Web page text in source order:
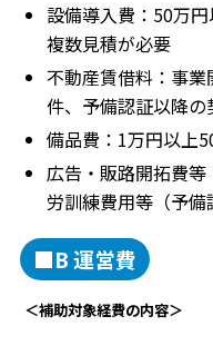
設備導入費：50万
複数見積が必要
不動産賃借料：事
件、予備認証以降の
備品費：1万円以上
広告・販路開拓費
労訓練費用等（予備
■B 運営費
＜補助対象経費の内容＞